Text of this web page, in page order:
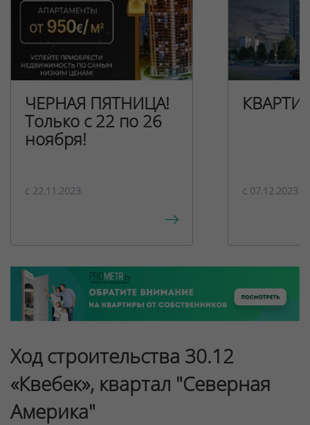
ЧЕРНАЯ ПЯТНИЦА!
Только с 22 по 26
ноября!
c 22.11.2023 c 07.12.2023
Ход строительства 30.12
«Квебек», квартал "Северная
Америка"